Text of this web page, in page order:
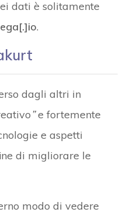
dati è solitamente
.
dagli altri in
”e fortemente
e aspetti
di migliorare le
modo di vedere